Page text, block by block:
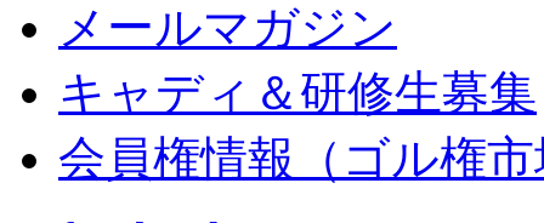
メールマガジン
キャディ＆研修生募集
会員権情報（ゴル権